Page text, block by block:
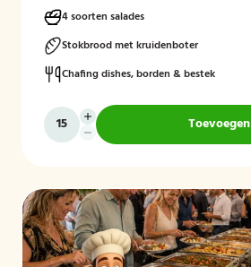
4 soorten salades
Stokbrood met kruidenboter
Chafing dishes, borden & bestek
Toevoegen